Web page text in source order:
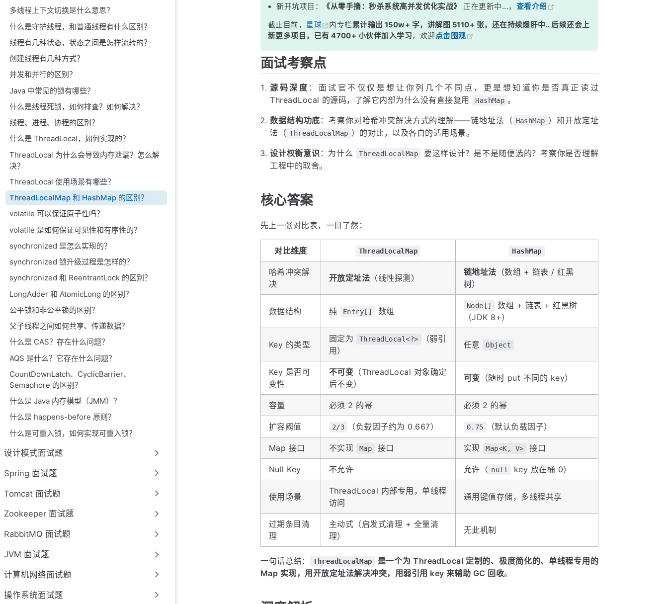
多线程上下文切换是什么意思？
什么是守护线程，和普通线程有什么区别？
线程有几种状态，状态之间是怎样流转的？
创建线程有几种方式？
并发和并行的区别？
Java 中常见的锁有哪些？
什么是线程死锁，如何排查？如何解决？
线程、进程、协程的区别？
什么是 ThreadLocal，如何实现的？
ThreadLocal 为什么会导致内存泄漏？怎么解
决？
ThreadLocal 使用场景有哪些？
ThreadLocalMap 和 HashMap 的区别？
volatile 可以保证原子性吗？
volatile 是如何保证可见性和有序性的？
synchronized 是怎么实现的？
synchronized 锁升级过程是怎样的？
synchronized 和 ReentrantLock 的区别？
LongAdder 和 AtomicLong 的区别？
公平锁和非公平锁的区别？
父子线程之间如何共享、传递数据？
什么是 CAS？存在什么问题？
AQS 是什么？它存在什么问题？
CountDownLatch、CyclicBarrier、
Semaphore 的区别？
什么是 Java 内存模型（JMM）？
什么是 happens-before 原则？
什么是可重入锁，如何实现可重入锁？
设计模式面试题
Spring 面试题
Tomcat 面试题
Zookeeper 面试题
RabbitMQ 面试题
JVM 面试题
计算机网络面试题
操作系统面试题
记忆口诀
总结
新开坑项目： 《从零手撸：秒杀系统高并发优化实战》 正在更新中...， 查看介绍
截止目前， 星球 内专栏累计输出 150w+ 字，讲解图 5110+ 张，还在持续爆肝中.. 后续还会上
新更多项目，已有 4700+ 小伙伴加入学习，欢迎点击围观
面试考察点
源码深度 ：面试官不仅仅是想让你列几个不同点，更是想知道你是否真正读过
ThreadLocal 的源码，了解它内部为什么没有直接复用
HashMap 。
数据结构功底 ：考察你对哈希冲突解决方式的理解——链地址法（ HashMap ）和开放定址
法（ ThreadLocalMap ）的对比，以及各自的适用场景。
设计权衡意识 ：为什么 ThreadLocalMap
要这样设计？是不是随便选的？考察你是否理解
工程中的取舍。
核心答案
先上一张对比表，一目了然：
对比维度 ThreadLocalMap HashMap
哈希冲突解
决
开放定址法 （线性探测）
链地址法 （数组 + 链表 / 红黑
树）
数据结构 纯 Entry[] 数组
Node[]
数组 + 链表 + 红黑树
（JDK 8+）
Key 的类型
固定为 ThreadLocal<?>
（弱引
用）
任意 Object
Key 是否可
变性
不可变 （ThreadLocal 对象确定
后不变）
可变 （随时 put 不同的 key）
容量 必须 2 的幂 必须 2 的幂
扩容阈值 2/3 （负载因子约为 0.667） 0.75 （默认负载因子）
Map 接口 不实现 Map 接口 实现 Map<K, V> 接口
Null Key 不允许 允许（ null key 放在桶 0）
使用场景
ThreadLocal 内部专用，单线程
访问
通用键值存储，多线程共享
过期条目清
理
主动式（启发式清理 + 全量清
理）
无此机制
一句话总结： ThreadLocalMap
是一个为 ThreadLocal 定制的、极度简化的、单线程专用的
Map 实现，用开放定址法解决冲突，用弱引用 key 来辅助 GC 回收。